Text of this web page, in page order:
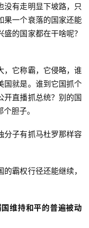
有走明显下坡路，只
果一个衰落的国家还能
的国家都在干啥呢？
它称霸，它侵略，谁
国就是。谁到它国抓个
开直播抓总统？别的国
胆子。
子有抓马杜罗那样容
霸权行径还能继续，
维持和平的普遍被动